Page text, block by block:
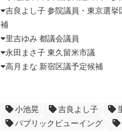
吉良よし子 参院議員・東京選挙
補
里吉ゆみ 都議会議員
永田まさ子 東久留米市議
高月まな 新宿区議予定候補
小池晃 吉良よし子
パブリックビューイング